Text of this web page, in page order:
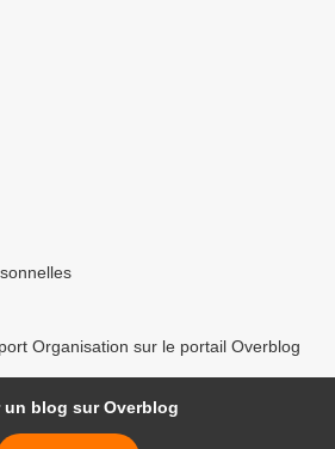
Organisation sur le portail Overblog
un blog sur Overblog